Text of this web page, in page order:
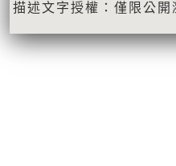
描述文字授權：僅限公開